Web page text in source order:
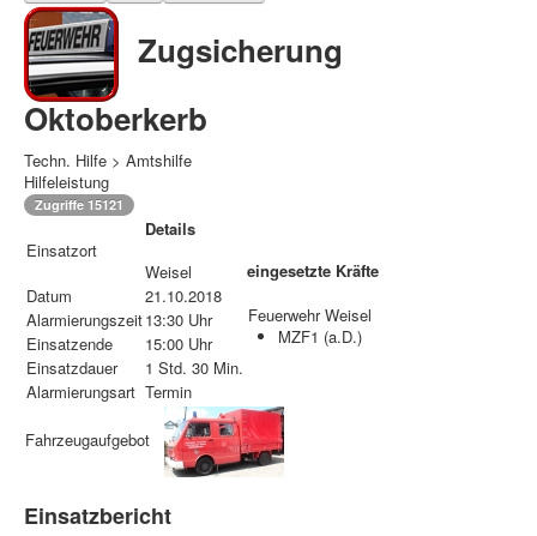
Zugsicherung
Oktoberkerb
Techn. Hilfe > Amtshilfe
Hilfeleistung
Zugriffe 15121
Einsatzort
Details
Weisel
Datum
21.10.2018
Alarmierungszeit13:30 Uhr
Einsatzende
15:00 Uhr
Einsatzdauer
1 Std. 30 Min.
Alarmierungsart Termin
eingesetzte Kräfte
Feuerwehr Weisel
MZF1 (a.D.)
Fahrzeugaufgebot
Einsatzbericht